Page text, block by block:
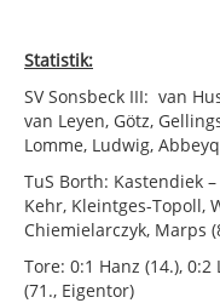
Statistik:
SV Sonsbeck III: van
van Leyen, Götz,
Lomme, Ludwig,
TuS Borth: Kastendiek
Kehr, Kleintges-Topoll,
Chiemielarczyk, Marps
Tore: 0:1 Hanz (14.),
(71., Eigentor)